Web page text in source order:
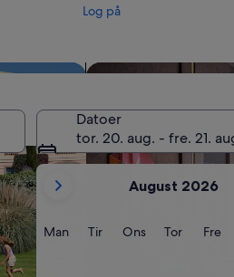
Datoer
tor. 20. aug. - fre. 21.
Dine
nuværende
måneder
er
August
August 2026
ManMandag
TirTirsdag
OnsOnsdag
TorTorsdag
Fre
Log på
Søg efter